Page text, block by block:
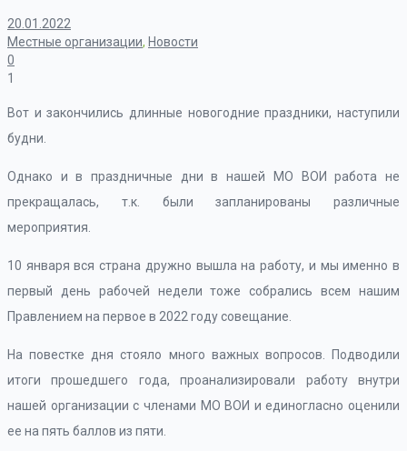
20.01.2022
Местные организации, Новости
0
1
Вот и закончились длинные новогодние праздники, наступили
будни.
Однако и в праздничные дни в нашей МО ВОИ работа не
прекращалась, т.к. были запланированы различные
мероприятия.
10 января вся страна дружно вышла на работу, и мы именно в
первый день рабочей недели тоже собрались всем нашим
Правлением на первое в 2022 году совещание.
На повестке дня стояло много важных вопросов. Подводили
итоги прошедшего года, проанализировали работу внутри
нашей организации с членами МО ВОИ и единогласно оценили
ее на пять баллов из пяти.